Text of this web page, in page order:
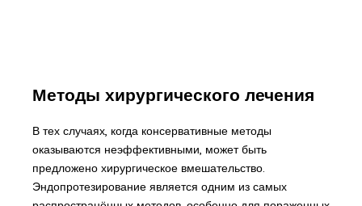
Методы хирургического лечения
В тех случаях, когда консервативные методы
оказываются неэффективными, может быть
предложено хирургическое вмешательство.
Эндопротезирование является одним из самых